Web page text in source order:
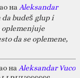
на Aleksandar
da budeš glup i
oplemenjuje
da se oplemene,
на Aleksandar Vuco